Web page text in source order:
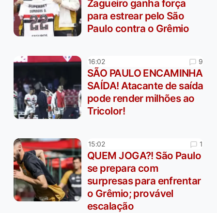
Zagueiro ganha força
para estrear pelo São
Paulo contra o Grêmio
16:02 9
SÃO PAULO ENCAMINHA
SAÍDA! Atacante de saída
pode render milhões ao
Tricolor!
15:02 1
QUEM JOGA?! São Paulo
se prepara com
surpresas para enfrentar
o Grêmio; provável
escalação